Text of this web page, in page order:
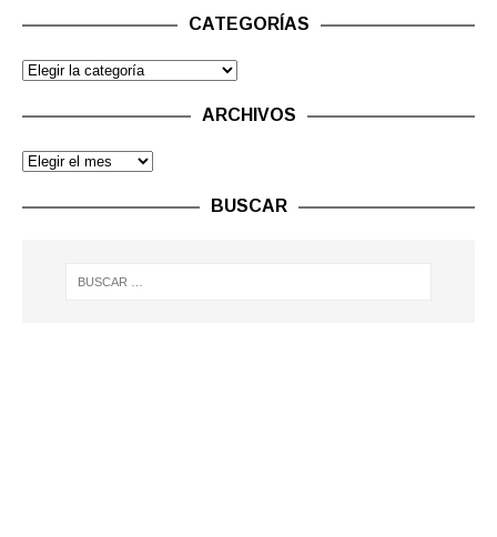
CATEGORÍAS
ARCHIVOS
BUSCAR